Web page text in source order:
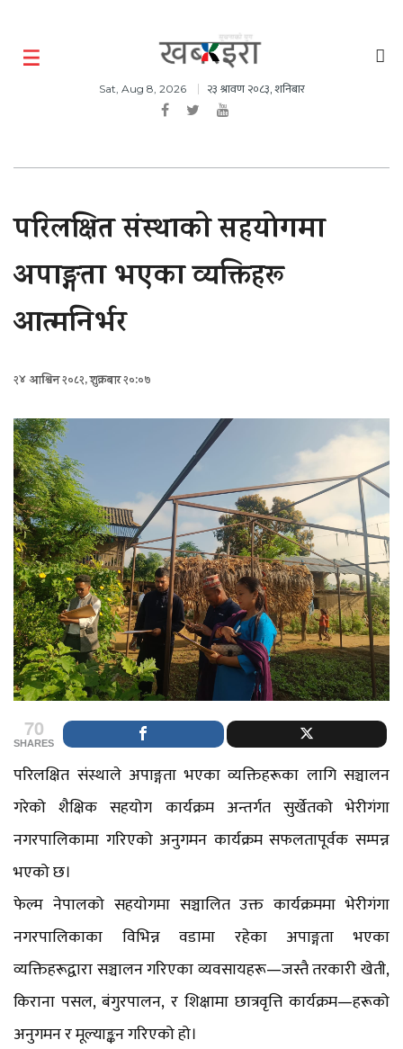
Sat, Aug 8, 2026 २३ श्रावण २०८३, शनिबार
परिलक्षित संस्थाकाे सहयोगमा
अपाङ्गता भएका व्यक्तिहरू
आत्मनिर्भर
२४ आश्विन २०८२, शुक्रबार २०:०७
70
SHARES
परिलक्षित संस्थाले अपाङ्गता भएका व्यक्तिहरूका लागि सञ्चालन
गरेको शैक्षिक सहयोग कार्यक्रम अन्तर्गत सुर्खेतको भेरीगंगा
नगरपालिकामा गरिएको अनुगमन कार्यक्रम सफलतापूर्वक सम्पन्न
भएको छ।
फेल्म नेपालको सहयोगमा सञ्चालित उक्त कार्यक्रममा भेरीगंगा
नगरपालिकाका विभिन्न वडामा रहेका अपाङ्गता भएका
व्यक्तिहरूद्वारा सञ्चालन गरिएका व्यवसायहरू—जस्तै तरकारी खेती,
किराना पसल, बंगुरपालन, र शिक्षामा छात्रवृत्ति कार्यक्रम—हरूको
अनुगमन र मूल्याङ्कन गरिएको हो।